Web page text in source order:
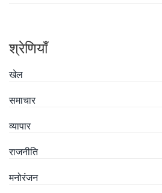
श्रेणियाँ
खेल
समाचार
व्यापार
राजनीति
मनोरंजन